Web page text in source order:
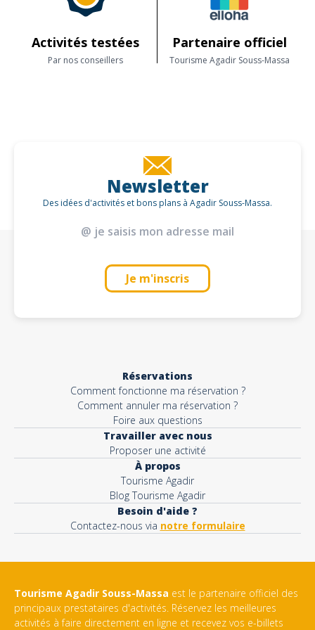
Foum Zguid, Maroc 84150 FOUM ZGUID
Activités testées
Par nos conseillers
Partenaire officiel
Tourisme Agadir Souss-Massa
Newsletter
Des idées d'activités et bons plans à Agadir Souss-Massa.
Je m'inscris
Réservations
Comment fonctionne ma réservation ?
Comment annuler ma réservation ?
Foire aux questions
Travailler avec nous
Proposer une activité
À propos
Tourisme Agadir
Blog Tourisme Agadir
Besoin d'aide ?
Contactez-nous via notre formulaire
Tourisme Agadir Souss-Massa est le partenaire officiel des
principaux prestataires d'activités. Réservez les meilleures
activités à faire directement en ligne et recevez vos e-billets